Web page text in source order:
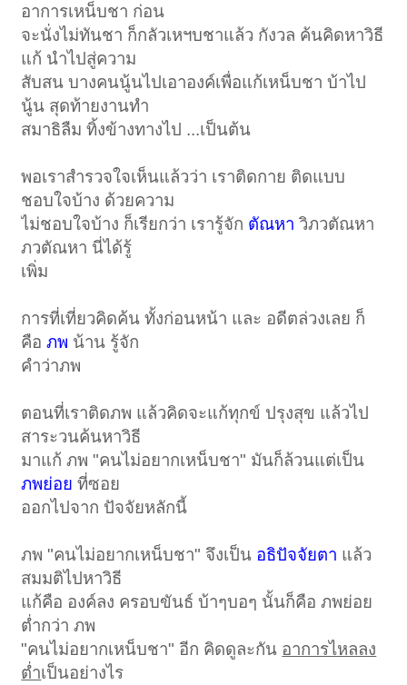
อาการเหน็บชา ก่อน
จะนั่งไม่ทันชา ก็กลัวเหฯบชาแล้ว กังวล ค้นคิดหาวิธี
แก้ นำไปสู่ความ
สับสน บางคนนู้นไปเอาองค์เพื่อแก้เหน็บชา บ้าไป
นู้น สุดท้ายงานทำ
สมาธิลืม ทิ้งข้างทางไป ...เป็นต้น
พอเราสำรวจใจเห็นแล้วว่า เราติดกาย ติดแบบ
ชอบใจบ้าง ด้วยความ
ไม่ชอบใจบ้าง ก็เรียกว่า เรารู้จัก ตัณหา วิภวตัณหา
ภวตัณหา นี่ได้รู้
เพิ่ม
การที่เที่ยวคิดค้น ทั้งก่อนหน้า และ อดีตล่วงเลย ก็
คือภพ น้าน รู้จัก
คำว่าภพ
ตอนที่เราติดภพ แล้วคิดจะแก้ทุกข์ ปรุงสุข แล้วไป
สาระวนค้นหาวิธี
มาแก้ ภพ "คนไม่อยากเหน็บชา" มันก็ล้วนแต่เป็น
ภพย่อย ที่ซอย
ออกไปจาก ปัจจัยหลักนี้
ภพ "คนไม่อยากเหน็บชา" จึงเป็น อธิปัจจัยตา แล้ว
สมมติไปหาวิธี
แก้คือ องค์ลง ครอบขันธ์ บ้าๆบอๆ นั้นก็คือ ภพย่อย
ต่ำกว่า ภพ
"คนไม่อยากเหน็บชา" อีก คิดดูละกัน อาการไหลลง
ต่ำเป็นอย่างไร